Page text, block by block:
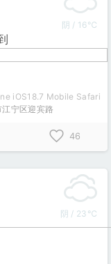
阴 / 16℃
iOS18.7 Mobile Safari
宁区迎宾路
46
阴 / 23℃